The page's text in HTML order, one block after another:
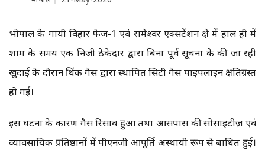
भोपाल के गायत्री विहार फेज-1 एवं रामेश्वर एक्सटेंशन क्षेत्र में हाल ही में
शाम के समय एक निजी ठेकेदार द्वारा बिना पूर्व सूचना के की जा रही
खुदाई के दौरान थिंक गैस द्वारा स्थापित सिटी गैस पाइपलाइन क्षतिग्रस्त
हो गई।
इस घटना के कारण गैस रिसाव हुआ तथा आसपास की सोसाइटीज़ एवं
व्यावसायिक प्रतिष्ठानों में पीएनजी आपूर्ति अस्थायी रूप से बाधित हुई।